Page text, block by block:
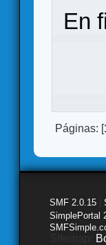
En
Páginas: [
SMF 2.0.15
SimplePortal